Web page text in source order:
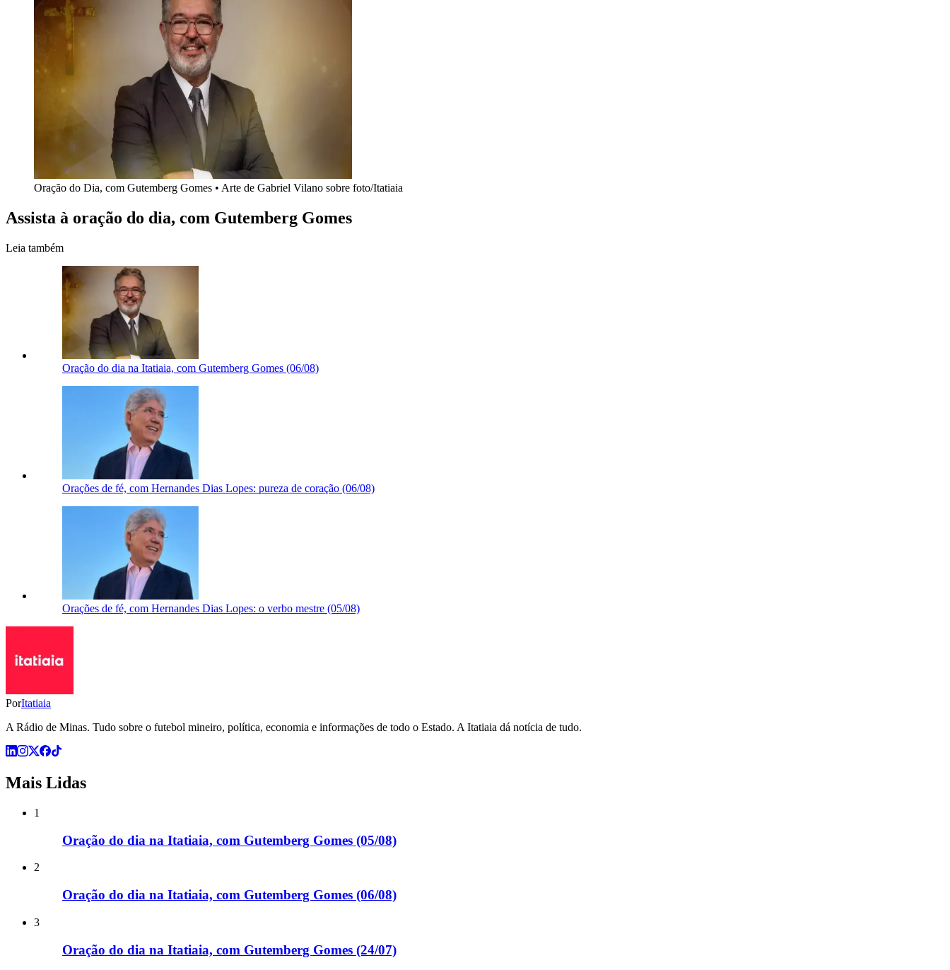
Oração do Dia, com Gutemberg Gomes • Arte de Gabriel Vilano sobre foto/Itatiaia
Assista à oração do dia, com Gutemberg Gomes
Leia também
Oração do dia na Itatiaia, com Gutemberg Gomes (06/08)
Orações de fé, com Hernandes Dias Lopes: pureza de coração (06/08)
Orações de fé, com Hernandes Dias Lopes: o verbo mestre (05/08)
PorItatiaia
A Rádio de Minas. Tudo sobre o futebol mineiro, política, economia e informações de todo o Estado. A Itatiaia dá notícia de tudo.
Mais Lidas
1
Oração do dia na Itatiaia, com Gutemberg Gomes (05/08)
2
Oração do dia na Itatiaia, com Gutemberg Gomes (06/08)
3
Oração do dia na Itatiaia, com Gutemberg Gomes (24/07)